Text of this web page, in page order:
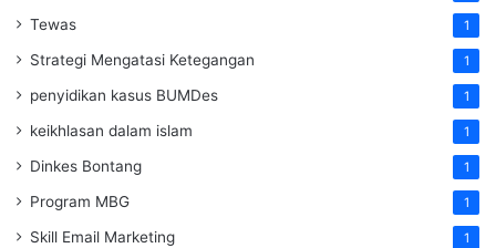
Tewas 1
Strategi Mengatasi Ketegangan 1
penyidikan kasus BUMDes 1
keikhlasan dalam islam 1
Dinkes Bontang 1
Program MBG 1
Skill Email Marketing 1